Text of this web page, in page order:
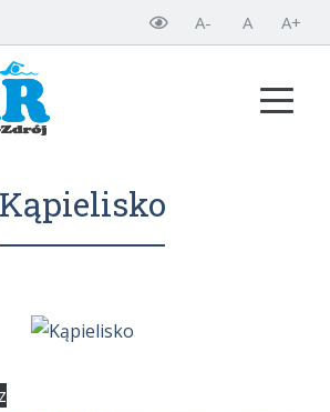
A- A A+
Kąpielisko